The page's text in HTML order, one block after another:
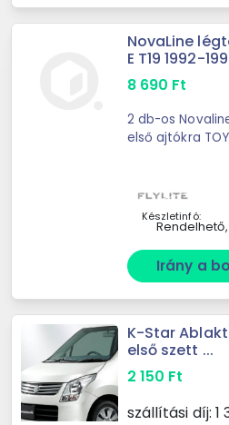
NovaLine
E T19 1992-
8 690 Ft
2 db-os
első ajtókra
Készletinfó:
Irány a
K-Star
első szett ...
2 150 Ft
szállítási díj: 1